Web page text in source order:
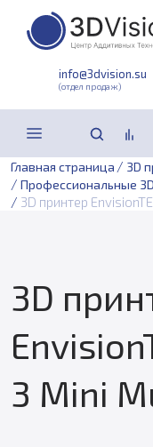
info@3dvision.su
(отдел продаж)
Главная страница / 3D
/ Профессиональные
/ 3D принтер
3D
3 Mini